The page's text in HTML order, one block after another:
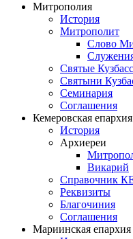
Митрополия
История
Митрополит
Слово
Святые
Святыни
Семинария
Соглашения
Кемеровская епархия
История
Архиереи
Викарий
Справочник
Реквизиты
Благочиния
Соглашения
Мариинская епархия